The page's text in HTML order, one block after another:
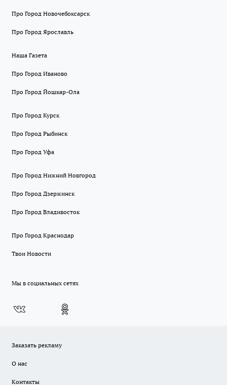
Про Город Новочебоксарск
Про Город Ярославль
Наша Газета
Про Город Иваново
Про Город Йошкар-Ола
Про Город Курск
Про Город Рыбинск
Про Город Уфа
Про Город Нижний Новгород
Про Город Дзержинск
Про Город Владивосток
Про Город Краснодар
Твои Новости
Мы в социальных сетях
Заказать рекламу
О нас
Контакты